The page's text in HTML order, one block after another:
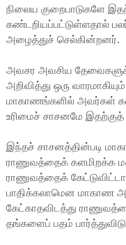
நிலைய குறைபாடுகளே
கண்டறியப்பட்டுள்ளதால்
அழைத்துச் செல்கின்றனர்.
அவசர அவசிய
அறிவித்து ஒரு
மாகாணங்களில் அவர்கள்
உரிமைச் சாசனமே
இந்தச் சாசனத்தின்படி
ராணுவத்தைக் களமிறக்க
ராணுவத்தைக்
பாதிக்கலாமென மாகாண
கேட்காதவிடத்து
தங்களைப் பதம்